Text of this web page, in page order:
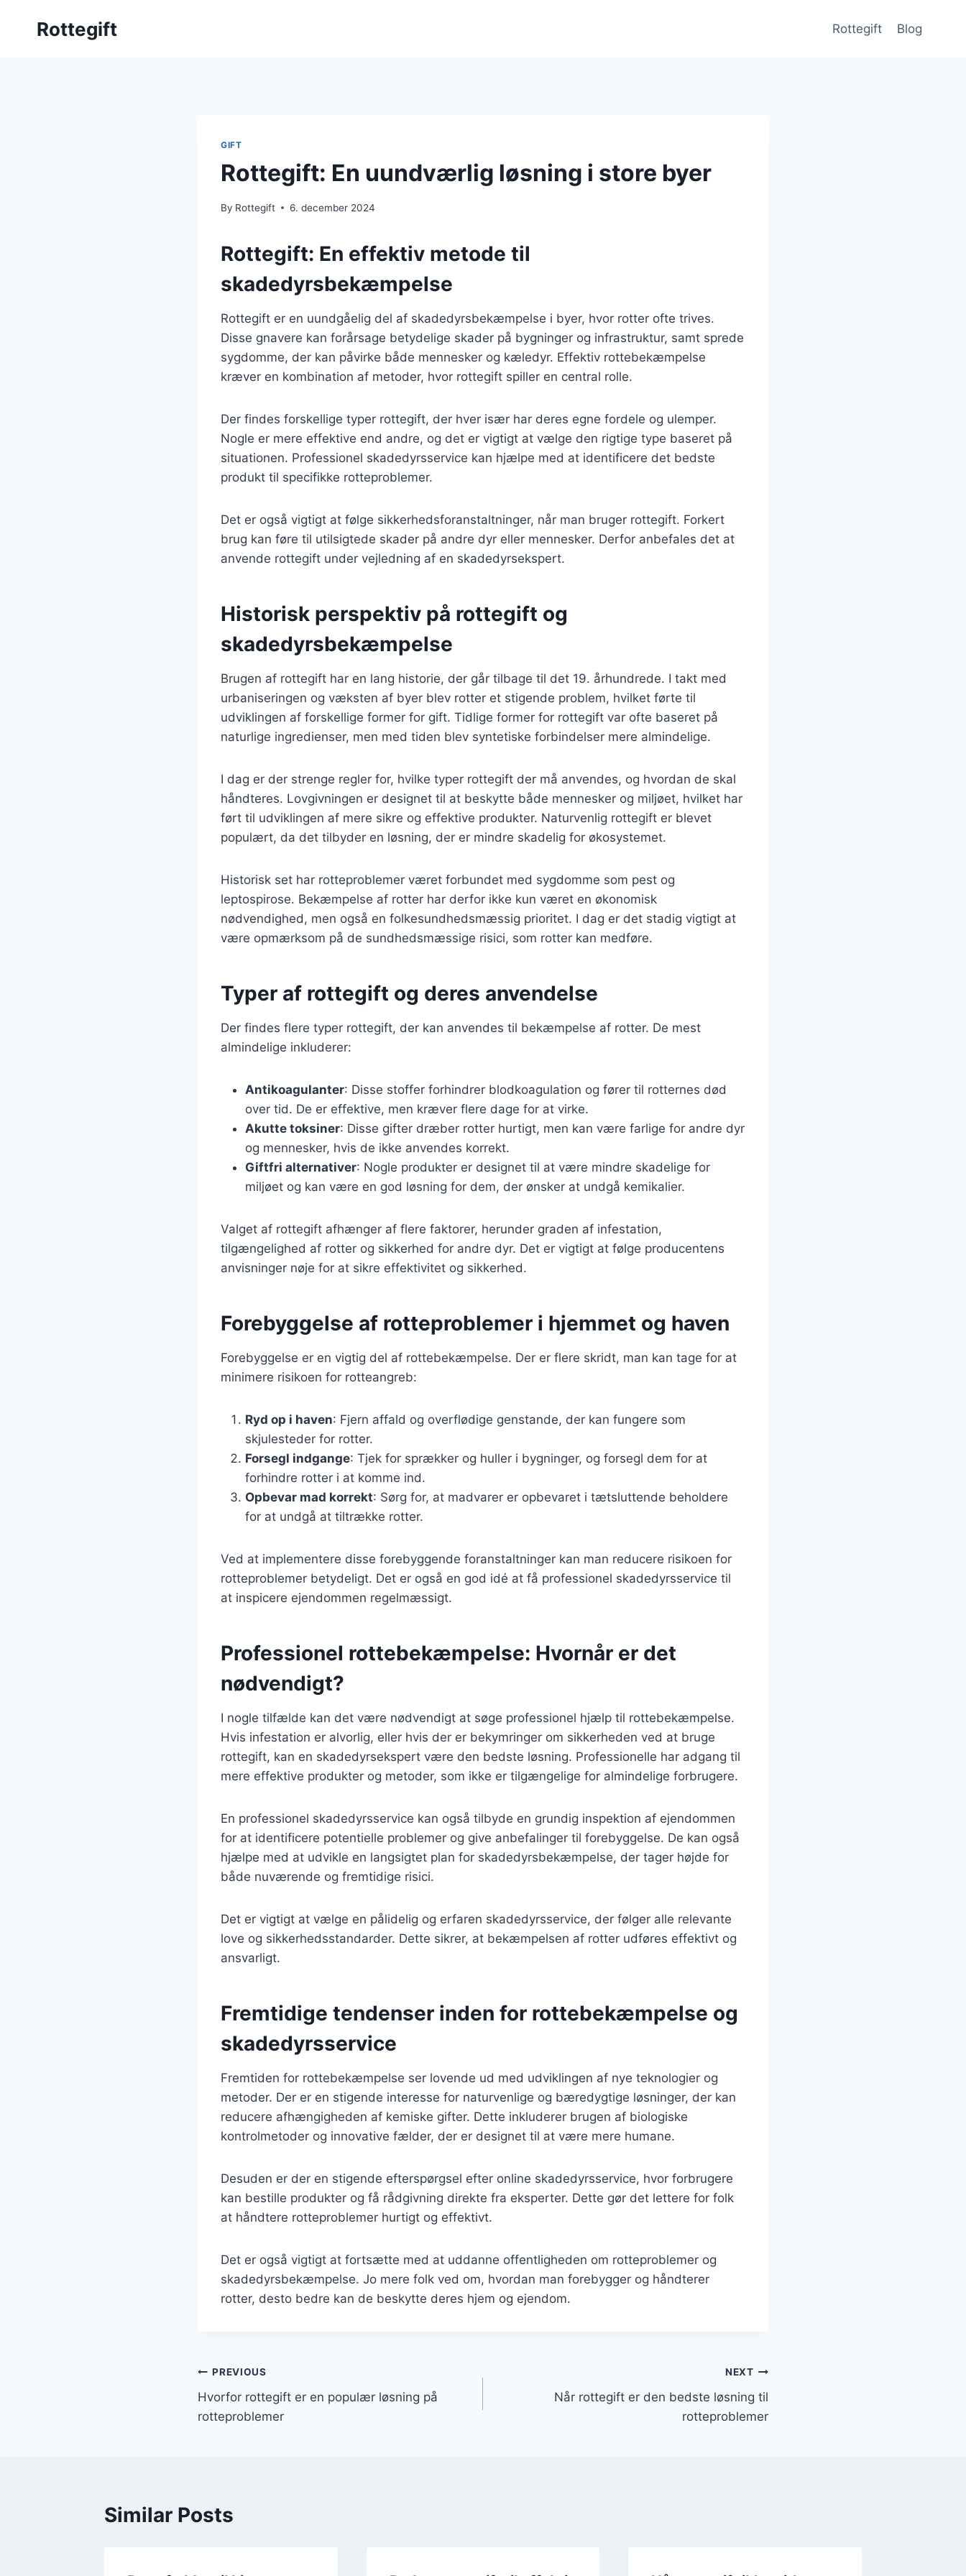
Rottegift Rottegift Blog
GIFT
Rottegift: En uundværlig løsning i store byer
By Rottegift 6. december 2024
Rottegift: En effektiv metode til
skadedyrsbekæmpelse
Rottegift er en uundgåelig del af skadedyrsbekæmpelse i byer, hvor rotter ofte trives.
Disse gnavere kan forårsage betydelige skader på bygninger og infrastruktur, samt sprede
sygdomme, der kan påvirke både mennesker og kæledyr. Effektiv rottebekæmpelse
kræver en kombination af metoder, hvor rottegift spiller en central rolle.
Der findes forskellige typer rottegift, der hver især har deres egne fordele og ulemper.
Nogle er mere effektive end andre, og det er vigtigt at vælge den rigtige type baseret på
situationen. Professionel skadedyrsservice kan hjælpe med at identificere det bedste
produkt til specifikke rotteproblemer.
Det er også vigtigt at følge sikkerhedsforanstaltninger, når man bruger rottegift. Forkert
brug kan føre til utilsigtede skader på andre dyr eller mennesker. Derfor anbefales det at
anvende rottegift under vejledning af en skadedyrsekspert.
Historisk perspektiv på rottegift og
skadedyrsbekæmpelse
Brugen af rottegift har en lang historie, der går tilbage til det 19. århundrede. I takt med
urbaniseringen og væksten af byer blev rotter et stigende problem, hvilket førte til
udviklingen af forskellige former for gift. Tidlige former for rottegift var ofte baseret på
naturlige ingredienser, men med tiden blev syntetiske forbindelser mere almindelige.
I dag er der strenge regler for, hvilke typer rottegift der må anvendes, og hvordan de skal
håndteres. Lovgivningen er designet til at beskytte både mennesker og miljøet, hvilket har
ført til udviklingen af mere sikre og effektive produkter. Naturvenlig rottegift er blevet
populært, da det tilbyder en løsning, der er mindre skadelig for økosystemet.
Historisk set har rotteproblemer været forbundet med sygdomme som pest og
leptospirose. Bekæmpelse af rotter har derfor ikke kun været en økonomisk
nødvendighed, men også en folkesundhedsmæssig prioritet. I dag er det stadig vigtigt at
være opmærksom på de sundhedsmæssige risici, som rotter kan medføre.
Typer af rottegift og deres anvendelse
Der findes flere typer rottegift, der kan anvendes til bekæmpelse af rotter. De mest
almindelige inkluderer:
Antikoagulanter: Disse stoffer forhindrer blodkoagulation og fører til rotternes død
over tid. De er effektive, men kræver flere dage for at virke.
Akutte toksiner: Disse gifter dræber rotter hurtigt, men kan være farlige for andre dyr
og mennesker, hvis de ikke anvendes korrekt.
Giftfri alternativer: Nogle produkter er designet til at være mindre skadelige for
miljøet og kan være en god løsning for dem, der ønsker at undgå kemikalier.
Valget af rottegift afhænger af flere faktorer, herunder graden af infestation,
tilgængelighed af rotter og sikkerhed for andre dyr. Det er vigtigt at følge producentens
anvisninger nøje for at sikre effektivitet og sikkerhed.
Forebyggelse af rotteproblemer i hjemmet og haven
Forebyggelse er en vigtig del af rottebekæmpelse. Der er flere skridt, man kan tage for at
minimere risikoen for rotteangreb:
Ryd op i haven: Fjern affald og overflødige genstande, der kan fungere som
skjulesteder for rotter.
Forsegl indgange: Tjek for sprækker og huller i bygninger, og forsegl dem for at
forhindre rotter i at komme ind.
Opbevar mad korrekt: Sørg for, at madvarer er opbevaret i tætsluttende beholdere
for at undgå at tiltrække rotter.
Ved at implementere disse forebyggende foranstaltninger kan man reducere risikoen for
rotteproblemer betydeligt. Det er også en god idé at få professionel skadedyrsservice til
at inspicere ejendommen regelmæssigt.
Professionel rottebekæmpelse: Hvornår er det
nødvendigt?
I nogle tilfælde kan det være nødvendigt at søge professionel hjælp til rottebekæmpelse.
Hvis infestation er alvorlig, eller hvis der er bekymringer om sikkerheden ved at bruge
rottegift, kan en skadedyrsekspert være den bedste løsning. Professionelle har adgang til
mere effektive produkter og metoder, som ikke er tilgængelige for almindelige forbrugere.
En professionel skadedyrsservice kan også tilbyde en grundig inspektion af ejendommen
for at identificere potentielle problemer og give anbefalinger til forebyggelse. De kan også
hjælpe med at udvikle en langsigtet plan for skadedyrsbekæmpelse, der tager højde for
både nuværende og fremtidige risici.
Det er vigtigt at vælge en pålidelig og erfaren skadedyrsservice, der følger alle relevante
love og sikkerhedsstandarder. Dette sikrer, at bekæmpelsen af rotter udføres effektivt og
ansvarligt.
Fremtidige tendenser inden for rottebekæmpelse og
skadedyrsservice
Fremtiden for rottebekæmpelse ser lovende ud med udviklingen af nye teknologier og
metoder. Der er en stigende interesse for naturvenlige og bæredygtige løsninger, der kan
reducere afhængigheden af kemiske gifter. Dette inkluderer brugen af biologiske
kontrolmetoder og innovative fælder, der er designet til at være mere humane.
Desuden er der en stigende efterspørgsel efter online skadedyrsservice, hvor forbrugere
kan bestille produkter og få rådgivning direkte fra eksperter. Dette gør det lettere for folk
at håndtere rotteproblemer hurtigt og effektivt.
Det er også vigtigt at fortsætte med at uddanne offentligheden om rotteproblemer og
skadedyrsbekæmpelse. Jo mere folk ved om, hvordan man forebygger og håndterer
rotter, desto bedre kan de beskytte deres hjem og ejendom.
Indlægsnavigation
PREVIOUS
Hvorfor rottegift er en populær løsning på
rotteproblemer
NEXT
Når rottegift er den bedste løsning til
rotteproblemer
Similar Posts